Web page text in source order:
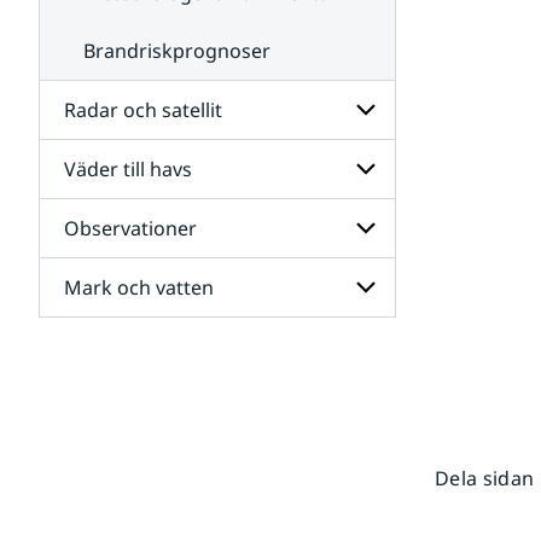
Brandriskprognoser
Radar och satellit
Undersidor
för
Radar
och
satellit
Väder till havs
Undersidor
för
Väder
till
havs
Observationer
Undersidor
för
Mark och vatten
Dela sidan